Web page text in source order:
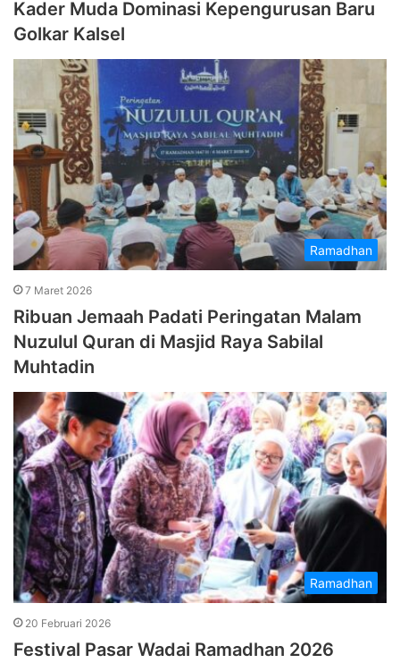
Kader Muda Dominasi Kepengurusan Baru
Golkar Kalsel
Ramadhan
7 Maret 2026
Ribuan Jemaah Padati Peringatan Malam
Nuzulul Quran di Masjid Raya Sabilal
Muhtadin
Ramadhan
20 Februari 2026
Festival Pasar Wadai Ramadhan 2026